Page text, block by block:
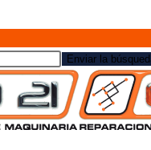
Enviar la